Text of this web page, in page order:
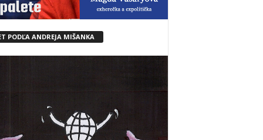
PODĽA ANDREJA MIŠANKA